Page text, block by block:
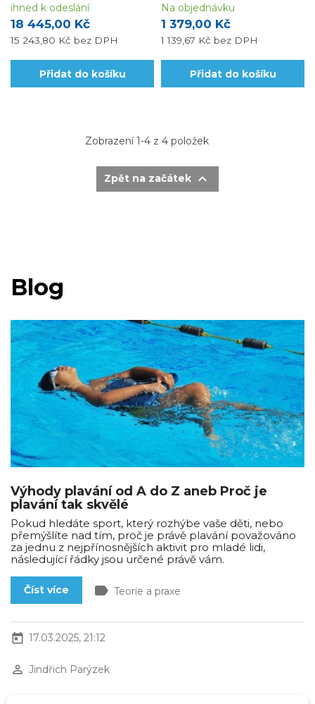
průměru 4 cm můžete volitelně
nastavit a určit směr proudu vody.
18 445,00 Kč
15 243,80 Kč bez DPH
ihned k odeslání
Přidat do košíku
1 379,00 Kč
1 139,67 Kč bez DPH
Na objednávku
Přidat do košíku
Zobrazení 1-4 z 4 položek
Zpět na začátek 
Blog
Výhody plavání od A do Z aneb Proč je
plavání tak skvělé
Pokud hledáte sport, který rozhýbe vaše děti, nebo
přemýšlíte nad tím, proč je právě plavání považováno
za jednu z nejpřínosnějších aktivit pro mladé lidi,
následující řádky jsou určené právě vám.
Číst více label Teorie a praxe
today 17.03.2025, 21:12
perm_identity Jindřich Parýzek